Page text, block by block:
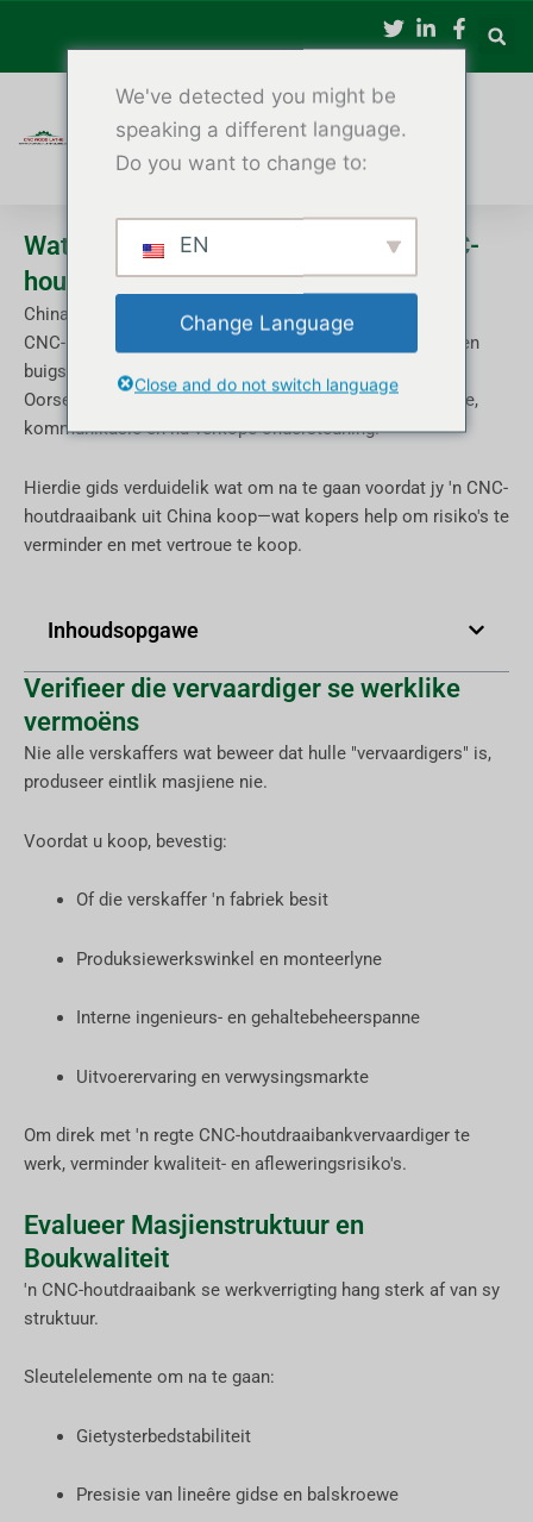
na
Wat om te kontroleer voordat jy 'n CNC-
houtdraaibank uit China koop
China het een van die wêreld se voorste verskaffers van
CNC-houtdraaibanke geword, wat mededingende pryse en
buigsame aanpassing bied.
Oorsese kopers is egter dikwels bekommerd oor gehalte,
kommunikasie en na-verkope ondersteuning.
Hierdie gids verduidelik wat om na te gaan voordat jy 'n CNC-
houtdraaibank uit China koop—wat kopers help om risiko's te
verminder en met vertroue te koop.
Inhoudsopgawe
Verifieer die vervaardiger se werklike
vermoëns
Nie alle verskaffers wat beweer dat hulle "vervaardigers" is,
produseer eintlik masjiene nie.
Voordat u koop, bevestig:
Of die verskaffer 'n fabriek besit
Produksiewerkswinkel en monteerlyne
Interne ingenieurs- en gehaltebeheerspanne
Uitvoerervaring en verwysingsmarkte
Om direk met 'n regte CNC-houtdraaibankvervaardiger te
werk, verminder kwaliteit- en afleweringsrisiko's.
Evalueer Masjienstruktuur en
Boukwaliteit
'n CNC-houtdraaibank se werkverrigting hang sterk af van sy
struktuur.
Sleutelelemente om na te gaan:
Gietysterbedstabiliteit
Presisie van lineêre gidse en balskroewe
We've detected you might be
speaking a different language.
Do you want to change to:
EN
Change Language
Close and do not switch language